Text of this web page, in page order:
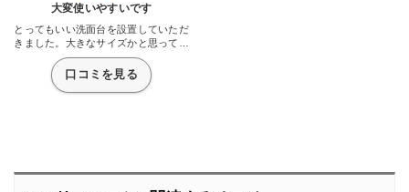
大変使いやすいです
とってもいい洗面台を設置していただ
きました。大きなサイズかと思ってい
ましたが、それほど大きくもなくちょ
うどいい感じです。あんなに錆びつい
て黄ばんでいた洗面台が大きな鏡も付
いてそれに、収納もたくさん増えまし
口コミを見る